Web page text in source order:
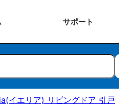
サポート
イエリア) リビングドア 引戸